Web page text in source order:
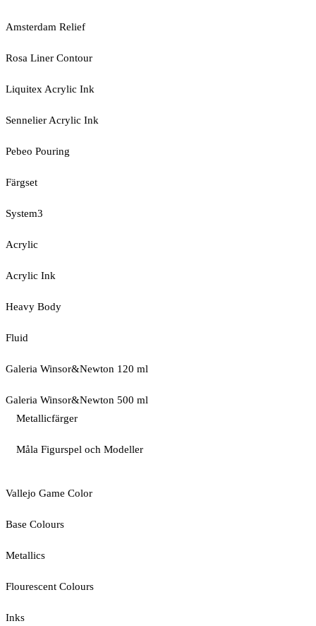
Amsterdam Relief
Rosa Liner Contour
Liquitex Acrylic Ink
Sennelier Acrylic Ink
Pebeo Pouring
Färgset
System3
Acrylic
Acrylic Ink
Heavy Body
Fluid
Galeria Winsor&Newton 120 ml
Galeria Winsor&Newton 500 ml
Metallicfärger
Måla Figurspel och Modeller
Vallejo Game Color
Base Colours
Metallics
Flourescent Colours
Inks